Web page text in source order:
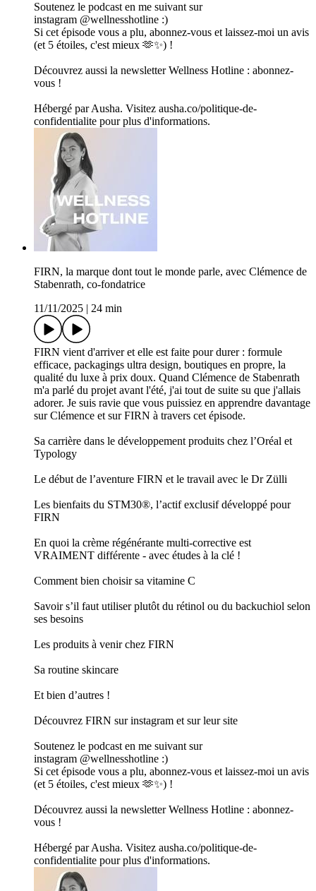
Soutenez le podcast en me suivant sur
instagram @wellnesshotline :)
Si cet épisode vous a plu, abonnez-vous et laissez-moi un avis
(et 5 étoiles, c'est mieux 🫶✨) !
Découvrez aussi la newsletter Wellness Hotline : abonnez-
vous !
Hébergé par Ausha. Visitez ausha.co/politique-de-
confidentialite pour plus d'informations.
FIRN, la marque dont tout le monde parle, avec Clémence de
Stabenrath, co-fondatrice
11/11/2025
24 min
FIRN vient d'arriver et elle est faite pour durer : formule
efficace, packagings ultra design, boutiques en propre, la
qualité du luxe à prix doux. Quand Clémence de Stabenrath
m'a parlé du projet avant l'été, j'ai tout de suite su que j'allais
adorer. Je suis ravie que vous puissiez en apprendre davantage
sur Clémence et sur FIRN à travers cet épisode.
Sa carrière dans le développement produits chez l’Oréal et
Typology
Le début de l’aventure FIRN et le travail avec le Dr Zülli
Les bienfaits du STM30®, l’actif exclusif développé pour
FIRN
En quoi la crème régénérante multi-corrective est
VRAIMENT différente - avec études à la clé !
Comment bien choisir sa vitamine C
Savoir s’il faut utiliser plutôt du rétinol ou du backuchiol selon
ses besoins
Les produits à venir chez FIRN
Sa routine skincare
Et bien d’autres !
Découvrez FIRN sur instagram et sur leur site
Soutenez le podcast en me suivant sur
instagram @wellnesshotline :)
Si cet épisode vous a plu, abonnez-vous et laissez-moi un avis
(et 5 étoiles, c'est mieux 🫶✨) !
Découvrez aussi la newsletter Wellness Hotline : abonnez-
vous !
Hébergé par Ausha. Visitez ausha.co/politique-de-
confidentialite pour plus d'informations.